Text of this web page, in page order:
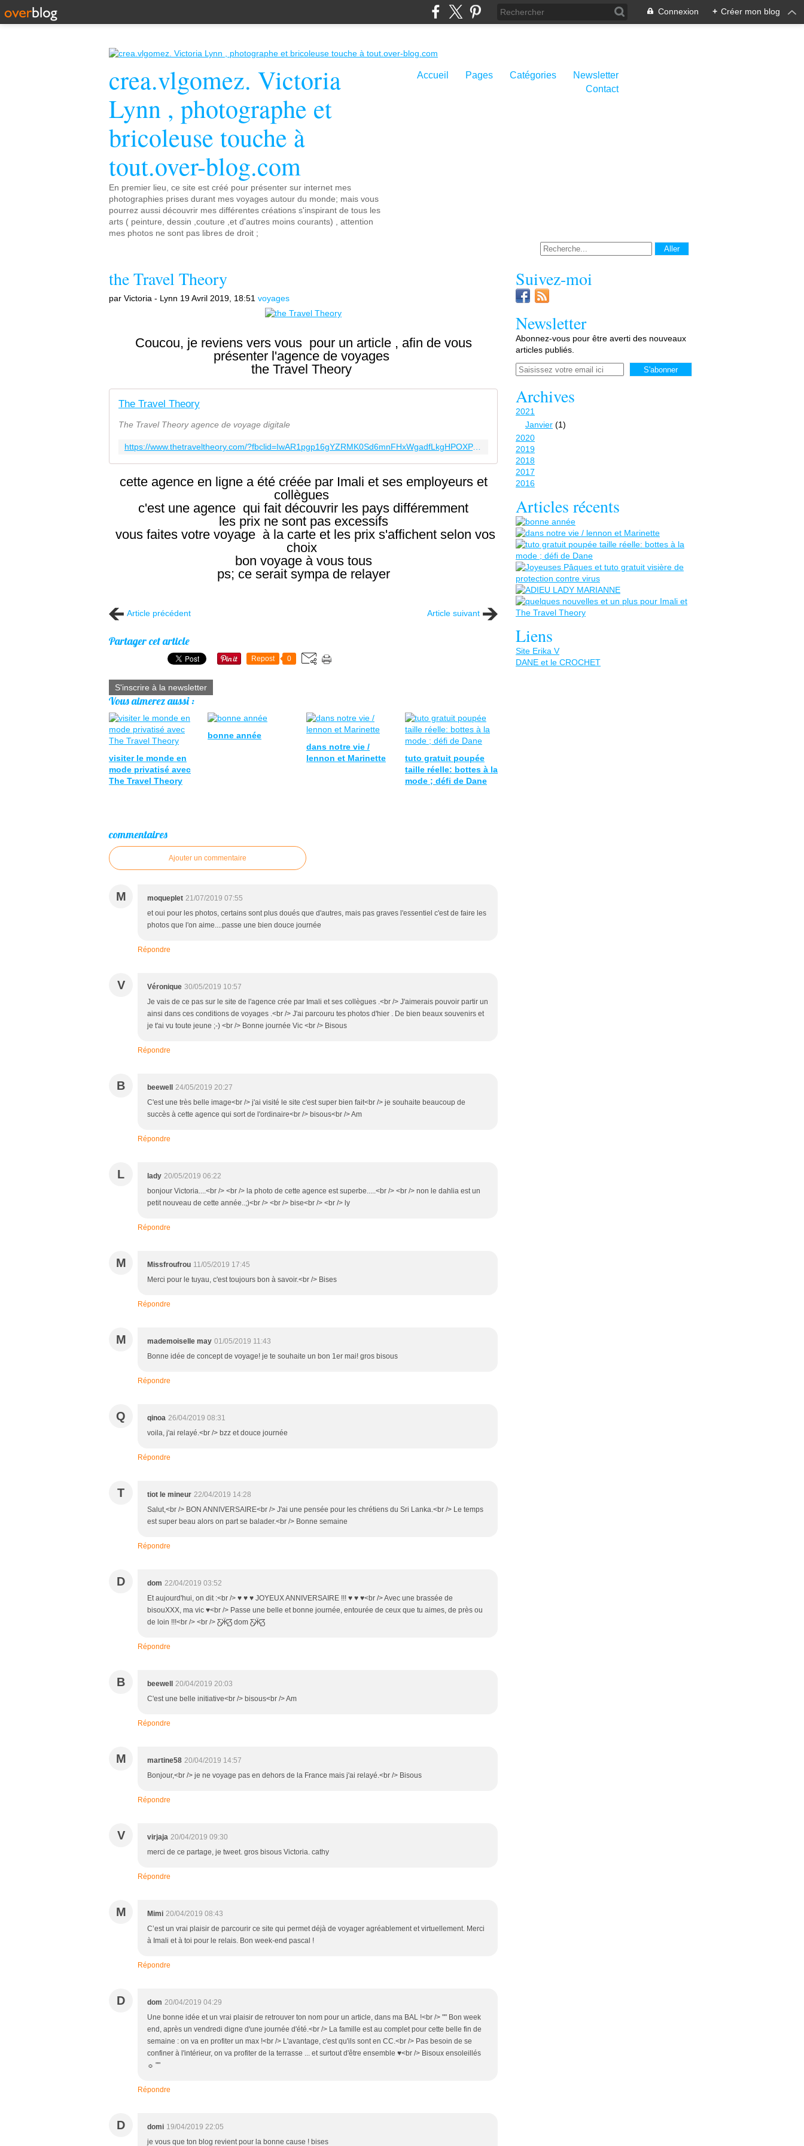
Connexion + Créer mon blog
crea.vlgomez. Victoria
Lynn , photographe et
bricoleuse touche à
tout.over-blog.com
En premier lieu, ce site est créé pour présenter sur internet mes
photographies prises durant mes voyages autour du monde; mais vous
pourrez aussi découvrir mes différentes créations s'inspirant de tous les
arts ( peinture, dessin ,couture ,et d'autres moins courants) , attention
mes photos ne sont pas libres de droit ;
Accueil Pages Catégories
Newsletter
Contact
the Travel Theory
par Victoria - Lynn 19 Avril 2019, 18:51 voyages
Coucou, je reviens vers vous pour un article , afin de vous
présenter l'agence de voyages
the Travel Theory
The Travel Theory
The Travel Theory agence de voyage digitale
https://www.thetraveltheory.com/?fbclid=IwAR1pgp16gYZRMK0Sd6mnFHxWgadfLkgHPOXPAn2CkcCq9yJHb_PPGduriro
cette agence en ligne a été créée par Imali et ses employeurs et
collègues
c'est une agence qui fait découvrir les pays différemment
les prix ne sont pas excessifs
vous faites votre voyage à la carte et les prix s'affichent selon vos
choix
bon voyage à vous tous
ps; ce serait sympa de relayer
Article précédent Article suivant
Partager cet article
Repost 0
S'inscrire à la newsletter
Vous aimerez aussi :
visiter le monde en
mode privatisé avec
The Travel Theory
bonne année
dans notre vie /
lennon et Marinette
tuto gratuit poupée
taille réelle: bottes à la
mode ; défi de Dane
commentaires
Ajouter un commentaire
M moqueplet 21/07/2019 07:55
et oui pour les photos, certains sont plus doués que d'autres, mais pas graves l'essentiel c'est de faire les
photos que l'on aime....passe une bien douce journée
Répondre
V Véronique 30/05/2019 10:57
Je vais de ce pas sur le site de l'agence crée par Imali et ses collègues .<br /> J'aimerais pouvoir partir un
ainsi dans ces conditions de voyages .<br /> J'ai parcouru tes photos d'hier . De bien beaux souvenirs et
je t'ai vu toute jeune ;-) <br /> Bonne journée Vic <br /> Bisous
Répondre
B beewell
24/05/2019 20:27
C'est une très belle image<br /> j'ai visité le site c'est super bien fait<br /> je souhaite beaucoup de
succès à cette agence qui sort de l'ordinaire<br /> bisous<br /> Am
Répondre
L lady 20/05/2019 06:22
bonjour Victoria....<br /> <br /> la photo de cette agence est superbe.....<br /> <br /> non le dahlia est un
petit nouveau de cette année..;)<br /> <br /> bise<br /> <br /> ly
Répondre
M Missfroufrou 11/05/2019 17:45
Merci pour le tuyau, c'est toujours bon à savoir.<br /> Bises
Répondre
M mademoiselle may 01/05/2019 11:43
Bonne idée de concept de voyage! je te souhaite un bon 1er mai! gros bisous
Répondre
Q qinoa 26/04/2019 08:31
voila, j'ai relayé.<br /> bzz et douce journée
Répondre
T tiot le mineur 22/04/2019 14:28
Salut,<br /> BON ANNIVERSAIRE<br /> J'ai une pensée pour les chrétiens du Sri Lanka.<br /> Le temps
est super beau alors on part se balader.<br /> Bonne semaine
Répondre
D dom 22/04/2019 03:52
Et aujourd'hui, on dit :<br /> ♥ ♥ ♥ JOYEUX ANNIVERSAIRE !!! ♥ ♥ ♥<br /> Avec une brassée de
bisouXXX, ma vic ♥<br /> Passe une belle et bonne journée, entourée de ceux que tu aimes, de près ou
de loin !!!<br /> <br /> Ƹ̵̡Ӝ̵̨̄Ʒ dom Ƹ̵̡Ӝ̵̨̄Ʒ
Répondre
B beewell
20/04/2019 20:03
C'est une belle initiative<br /> bisous<br /> Am
Répondre
M martine58 20/04/2019 14:57
Bonjour,<br /> je ne voyage pas en dehors de la France mais j'ai relayé.<br /> Bisous
Répondre
V virjaja 20/04/2019 09:30
merci de ce partage, je tweet. gros bisous Victoria. cathy
Répondre
M Mimi 20/04/2019 08:43
C’est un vrai plaisir de parcourir ce site qui permet déjà de voyager agréablement et virtuellement. Merci
à Imali et à toi pour le relais. Bon week-end pascal !
Répondre
D dom 20/04/2019 04:29
Une bonne idée et un vrai plaisir de retrouver ton nom pour un article, dans ma BAL !<br /> "" Bon week
end, après un vendredi digne d'une journée d'été.<br /> La famille est au complet pour cette belle fin de
semaine : on va en profiter un max !<br /> L'avantage, c'est qu'ils sont en CC.<br /> Pas besoin de se
confiner à l'intérieur, on va profiter de la terrasse ... et surtout d'être ensemble ♥<br /> Bisoux ensoleillés
☼ ""
Répondre
D domi 19/04/2019 22:05
je vous que ton blog revient pour la bonne cause ! bises
Suivez-moi
Newsletter
Abonnez-vous pour être averti des nouveaux
articles publiés.
Email
Archives
2021
Janvier (1)
2020
2019
2018
2017
2016
Articles récents
Liens
Site Erika V
DANE et le CROCHET